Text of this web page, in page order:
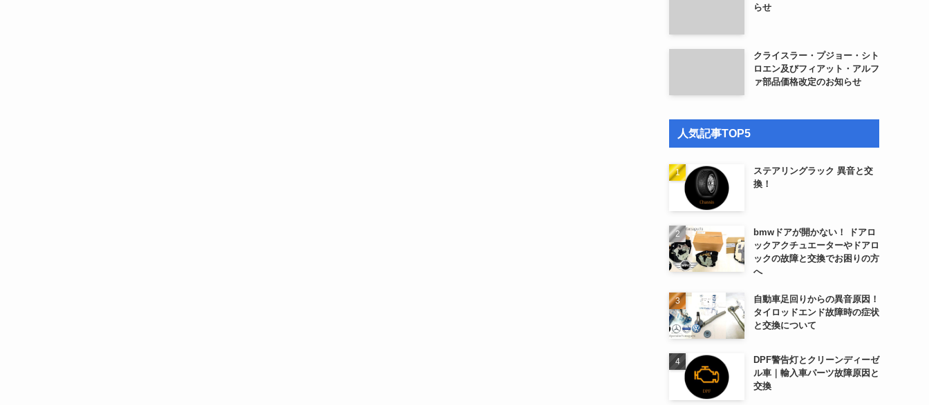
らせ
クライスラー・プジョー・シト
ロエン及びフィアット・アルフ
ァ部品価格改定のお知らせ
人気記事TOP5
ステアリングラック 異音と交
換！
bmwドアが開かない！ ドアロ
ックアクチュエーターやドアロ
ックの故障と交換でお困りの方
へ
自動車足回りからの異音原因！
タイロッドエンド故障時の症状
と交換について
DPF警告灯とクリーンディーゼ
ル車｜輸入車パーツ故障原因と
交換